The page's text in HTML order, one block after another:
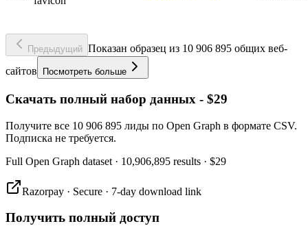
Предыдущий Показан образец из 10 906 895 общих веб-
сайтов
Посмотреть больше
Скачать полный набор данных - $29
Получите все 10 906 895 лиды по Open Graph в формате CSV.
Подписка не требуется.
Full Open Graph dataset · 10,906,895 results · $29
Razorpay · Secure · 7-day download link
Получить полный доступ